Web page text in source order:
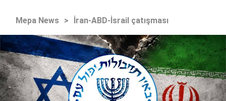
Mepa News > İran-ABD-İsrail çatışması